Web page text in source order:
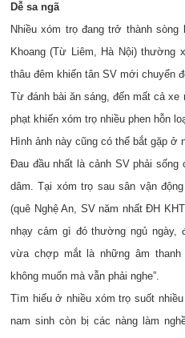
Dễ sa ngã
Nhiều xóm trọ đang trở thành
Khoang (Từ Liêm, Hà Nội) thường
thâu đêm khiến tân SV mới chuyển
Từ đánh bài ăn sáng, đến mất cả
phạt khiến xóm trọ nhiều phen hỗn
Hình ảnh này cũng có thể bắt gặp ở
Đau đầu nhất là cảnh SV phải
dâm. Tại xóm trọ sau sân vận
(quê Nghệ An, SV năm nhất ĐH
nhạy cảm gì đó thường ngủ ngày,
vừa chợp mắt là những âm
không muốn mà vẫn phải nghe”.
Tìm hiểu ở nhiều xóm trọ suốt
nam sinh còn bị các nàng làm